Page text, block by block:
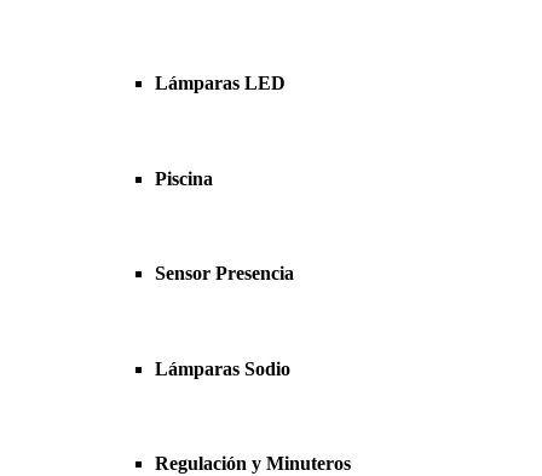
Lámparas LED
Piscina
Sensor Presencia
Lámparas Sodio
Regulación y Minuteros